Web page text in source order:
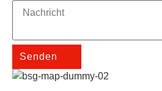
Senden